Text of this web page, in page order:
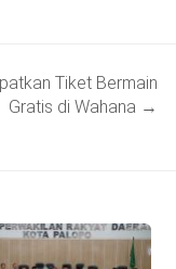
Tiket Bermain
Gratis di Wahana →